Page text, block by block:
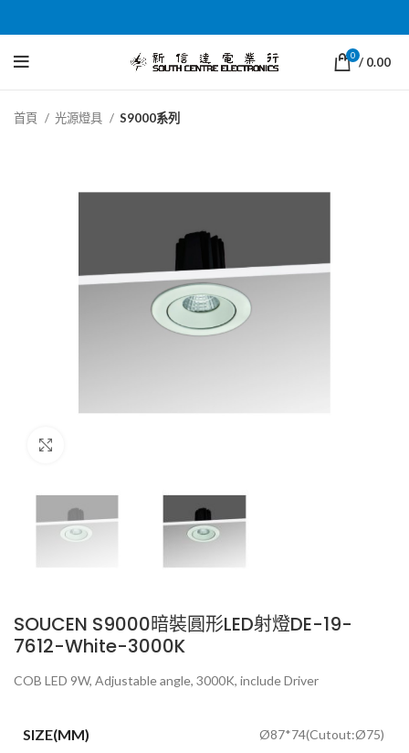
0 / 0.00
首頁 光源燈具 S9000系列
SOUCEN S9000暗裝圓形LED射燈DE-19-
7612-White-3000K
COB LED 9W, Adjustable angle, 3000K, include Driver
SIZE(MM) Ø87*74(Cutout:Ø75)